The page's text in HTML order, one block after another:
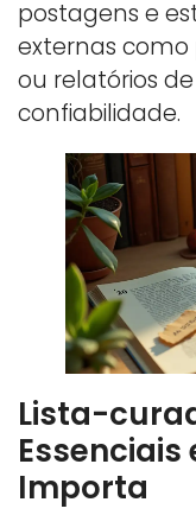
postagens e
externas
ou relatórios
confiabilidade.
Lista-
Importa